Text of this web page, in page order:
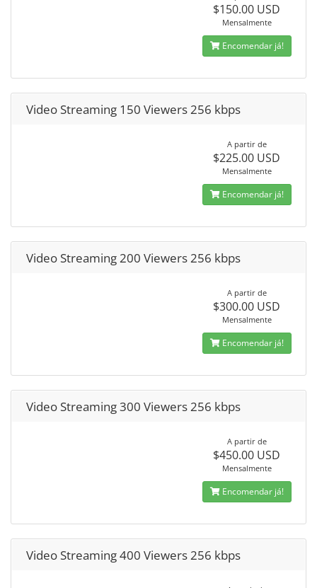
$150.00 USD
Mensalmente
Encomendar já!
Video Streaming 150 Viewers 256 kbps
A partir de
$225.00 USD
Mensalmente
Encomendar já!
Video Streaming 200 Viewers 256 kbps
A partir de
$300.00 USD
Mensalmente
Encomendar já!
Video Streaming 300 Viewers 256 kbps
A partir de
$450.00 USD
Mensalmente
Encomendar já!
Video Streaming 400 Viewers 256 kbps